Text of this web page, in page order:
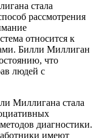
стала
рассмотрения
относится к
Билли Миллиган
что
людей с
Миллигана стала
диагностики.
имеют